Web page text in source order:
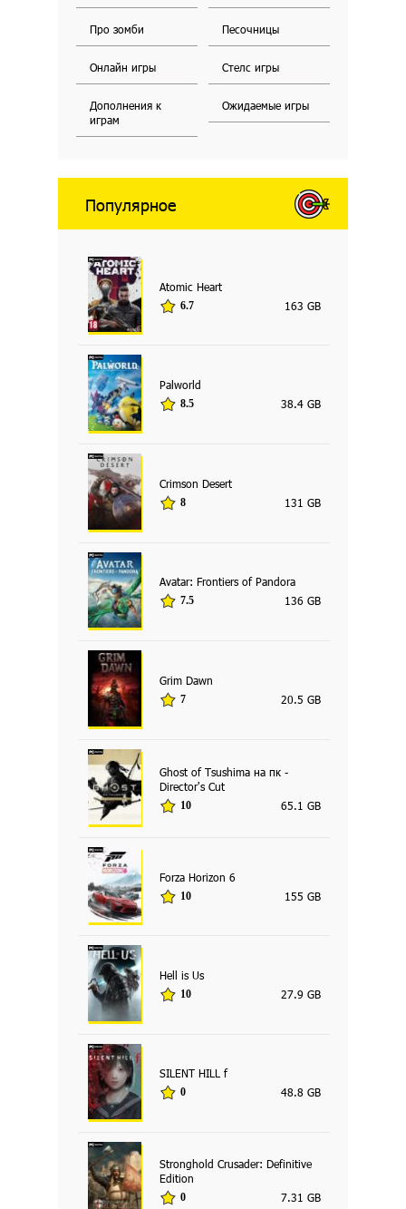
Про зомби Песочницы
Онлайн игры Стелс игры
Дополнения к
играм
Ожидаемые игры
Популярное
Atomic Heart
6.7 163 GB
Palworld
8.5 38.4 GB
Crimson Desert
8 131 GB
Avatar: Frontiers of Pandora
7.5 136 GB
Grim Dawn
7 20.5 GB
Ghost of Tsushima на пк -
Director's Cut
10 65.1 GB
Forza Horizon 6
10 155 GB
Hell is Us
10 27.9 GB
SILENT HILL f
0 48.8 GB
Stronghold Crusader: Definitive
Edition
0 7.31 GB